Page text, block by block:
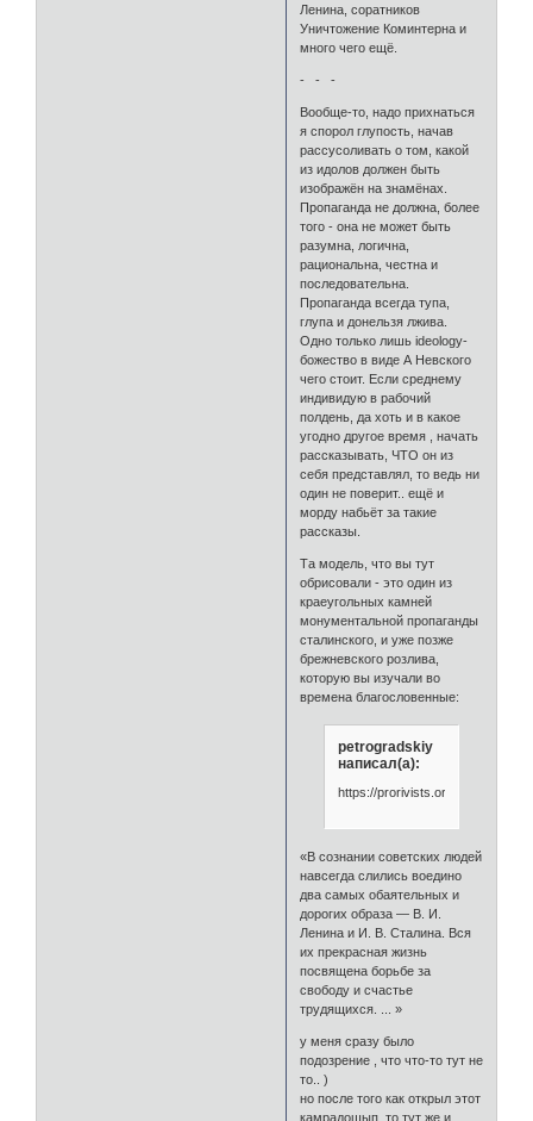
Ленина, соратников
Уничтожение Коминтерна и
много чего ещё.
- - -
Вообще-то, надо прихнаться
я спорол глупость, начав
рассусоливать о том, какой
из идолов должен быть
изображён на знамёнах.
Пропаганда не должна, более
того - она не может быть
разумна, логична,
рациональна, честна и
последовательна.
Пропаганда всегда тупа,
глупа и донельзя лжива.
Одно только лишь ideology-
божество в виде А Невского
чего стоит. Если среднему
индивидую в рабочий
полдень, да хоть и в какое
угодно другое время , начать
рассказывать, ЧТО он из
себя представлял, то ведь ни
один не поверит.. ещё и
морду набьёт за такие
рассказы.
Та модель, что вы тут
обрисовали - это один из
краеугольных камней
монументальной пропаганды
сталинского, и уже позже
брежневского розлива,
которую вы изучали во
времена благословенные:
petrogradskiy
написал(а):
https://prorivists.org/
«В сознании советских людей
навсегда слились воедино
два самых обаятельных и
дорогих образа — В. И.
Ленина и И. В. Сталина. Вся
их прекрасная жизнь
посвящена борьбе за
свободу и счастье
трудящихся. ... »
у меня сразу было
подозрение , что что-то тут не
то.. )
но после того как открыл этот
камрадошып, то тут же и